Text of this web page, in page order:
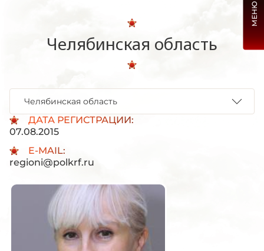
Челябинская область
ДАТА РЕГИСТРАЦИИ:
07.08.2015
E-MAIL:
regioni@polkrf.ru
Челябинская область
МЕНЮ